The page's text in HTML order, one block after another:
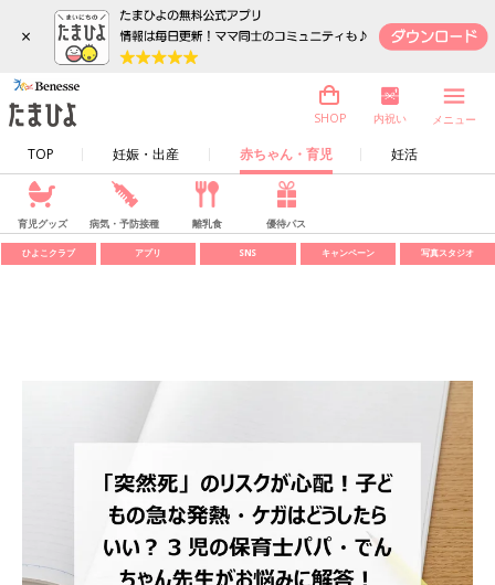
×
TOP 妊娠・出産 赤ちゃん・育児 妊活
SHOP 内祝い メニュー
育児グッズ 病気・予防接種 離乳食 優待パス
ひよこクラブ アプリ SNS キャンペーン 写真スタジオ